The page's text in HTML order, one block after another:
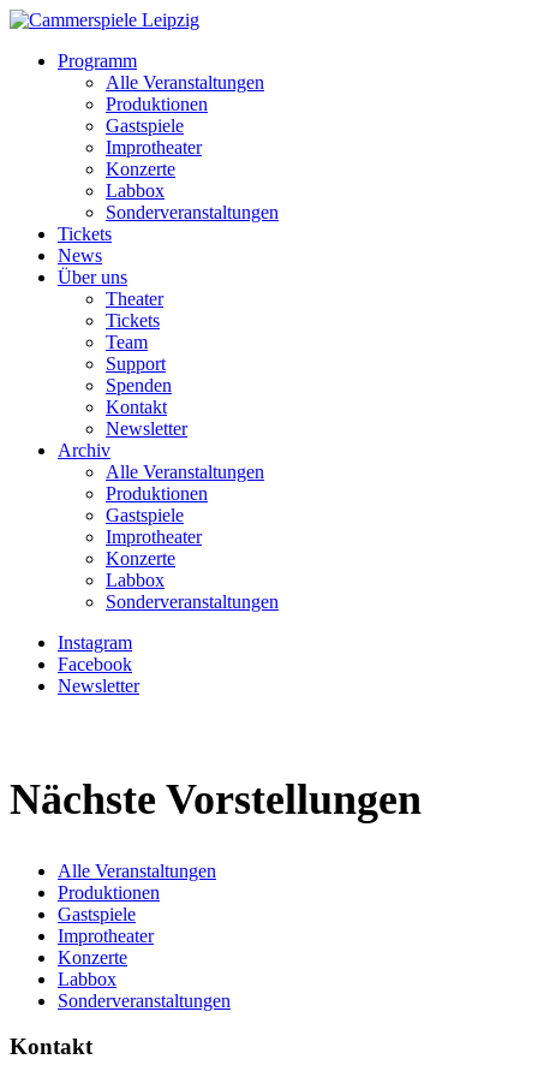
Programm
Alle Veranstaltungen
Produktionen
Gastspiele
Improtheater
Konzerte
Labbox
Sonderveranstaltungen
Tickets
News
Über uns
Theater
Tickets
Team
Support
Spenden
Kontakt
Newsletter
Archiv
Alle Veranstaltungen
Produktionen
Gastspiele
Improtheater
Konzerte
Labbox
Sonderveranstaltungen
Instagram
Facebook
Newsletter
Nächste Vorstellungen
Alle Veranstaltungen
Produktionen
Gastspiele
Improtheater
Konzerte
Labbox
Sonderveranstaltungen
Kontakt